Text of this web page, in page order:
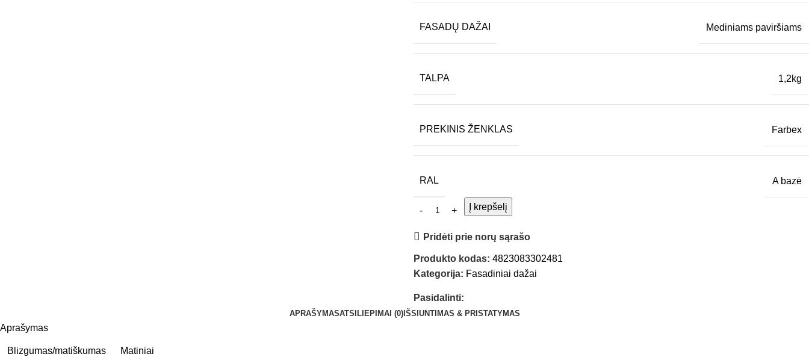
FASADŲ DAŽAI Mediniams paviršiams
TALPA 1,2kg
PREKINIS ŽENKLAS Farbex
RAL A bazė
Į krepšelį
Pridėti prie norų sąrašo
Produkto kodas: 4823083302481
Kategorija: Fasadiniai dažai
Pasidalinti:
APRAŠYMASATSILIEPIMAI (0)IŠSIUNTIMAS & PRISTATYMAS
Aprašymas
Blizgumas/matiškumas Matiniai